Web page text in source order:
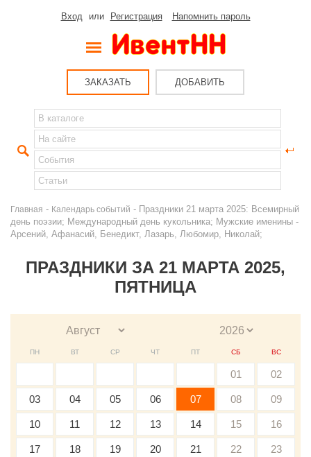
Вход или Регистрация Напомнить пароль
ЗАКАЗАТЬ ДОБАВИТЬ
Главная - Календарь событий - Праздники 21 марта 2025: Всемирный
день поэзии; Международный день кукольника; Мужские именины -
Арсений, Афанасий, Бенедикт, Лазарь, Любомир, Николай;
ПРАЗДНИКИ ЗА 21 МАРТА 2025,
ПЯТНИЦА
ПН ВТ СР ЧТ ПТ СБ ВС
01 02
03 04 05 06 07 08 09
10 11 12 13 14 15 16
17 18 19 20 21 22 23